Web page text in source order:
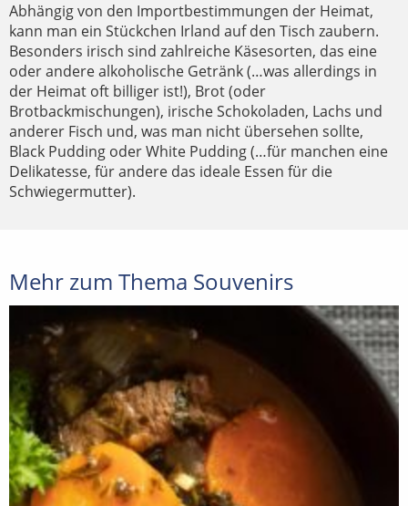
Abhängig von den Importbestimmungen der Heimat,
kann man ein Stückchen Irland auf den Tisch zaubern.
Besonders irisch sind zahlreiche Käsesorten, das eine
oder andere alkoholische Getränk (…was allerdings in
der Heimat oft billiger ist!), Brot (oder
Brotbackmischungen), irische Schokoladen, Lachs und
anderer Fisch und, was man nicht übersehen sollte,
Black Pudding oder White Pudding (…für manchen eine
Delikatesse, für andere das ideale Essen für die
Schwiegermutter).
Mehr zum Thema Souvenirs